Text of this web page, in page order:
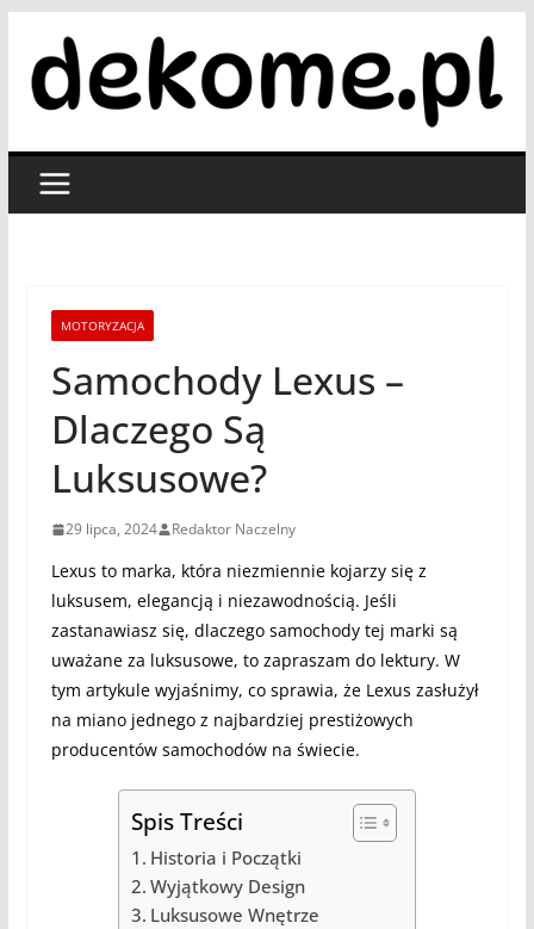
treści
MOTORYZACJA
Samochody Lexus –
Dlaczego Są
Luksusowe?
29 lipca, 2024 Redaktor Naczelny
Lexus to marka, która niezmiennie kojarzy się z
luksusem, elegancją i niezawodnością. Jeśli
zastanawiasz się, dlaczego samochody tej marki są
uważane za luksusowe, to zapraszam do lektury. W
tym artykule wyjaśnimy, co sprawia, że Lexus zasłużył
na miano jednego z najbardziej prestiżowych
producentów samochodów na świecie.
Spis Treści
Historia i Początki
Wyjątkowy Design
Luksusowe Wnętrze